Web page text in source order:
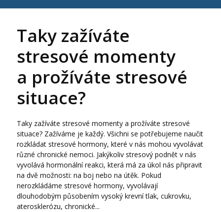
Taky zažíváte
stresové momenty
a prožíváte stresové
situace?
Taky zažíváte stresové momenty a prožíváte stresové
situace? Zažíváme je každý. Všichni se potřebujeme naučit
rozkládat stresové hormony, které v nás mohou vyvolávat
různé chronické nemoci. Jakýkoliv stresový podnět v nás
vyvolává hormonální reakci, která má za úkol nás připravit
na dvě možnosti: na boj nebo na útěk. Pokud
nerozkládáme stresové hormony, vyvolávají
dlouhodobým působením vysoký krevní tlak, cukrovku,
aterosklerózu, chronické...